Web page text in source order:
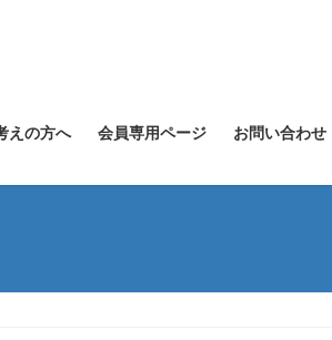
えの方へ 会員専用ページ お問い合わせ